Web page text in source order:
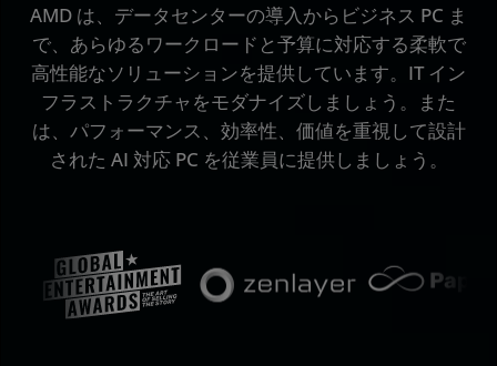
AMD は、データセンターの導入からビジネス PC ま
で、あらゆるワークロードと予算に対応する柔軟で
高性能なソリューションを提供しています。IT イン
フラストラクチャをモダナイズしましょう。また
は、パフォーマンス、効率性、価値を重視して設計
された AI 対応 PC を従業員に提供しましょう。